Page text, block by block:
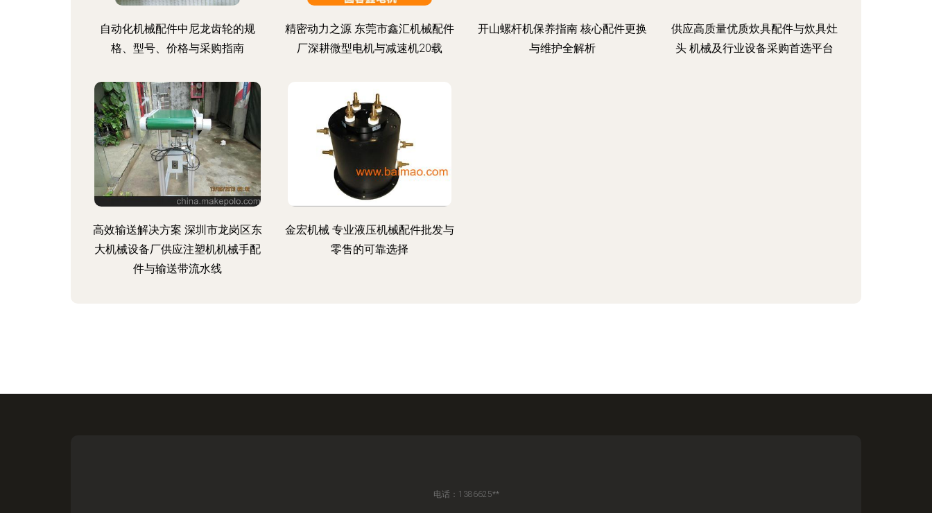
自动化机械配件中尼龙齿轮的规
格、型号、价格与采购指南
精密动力之源 东莞市鑫汇机械配件
厂深耕微型电机与减速机20载
开山螺杆机保养指南 核心配件更换
与维护全解析
供应高质量优质炊具配件与炊具灶
头 机械及行业设备采购首选平台
高效输送解决方案 深圳市龙岗区东
大机械设备厂供应注塑机机械手配
件与输送带流水线
金宏机械 专业液压机械配件批发与
零售的可靠选择
电话：1386625**